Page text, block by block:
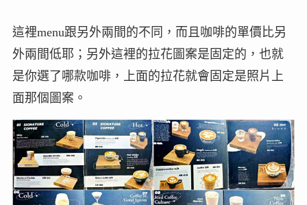
這裡menu跟另外兩間的不同，而且咖啡的單價比另
外兩間低耶；另外這裡的拉花圖案是固定的，也就
是你選了哪款咖啡，上面的拉花就會固定是照片上
面那個圖案。